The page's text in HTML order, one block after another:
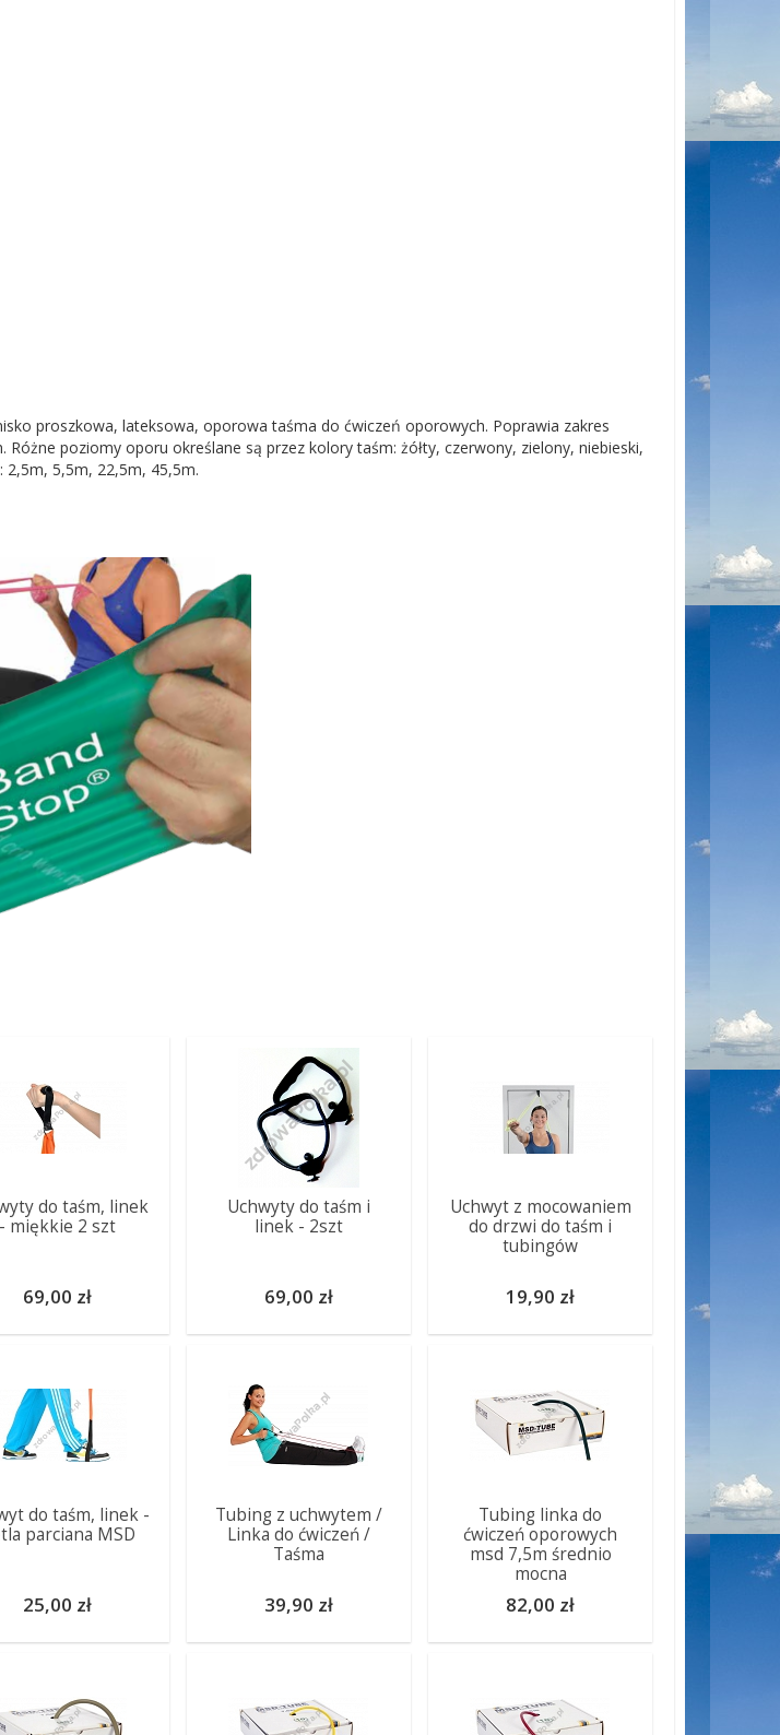
proszkowa, lateksowa, oporowa taśma do ćwiczeń oporowych. Poprawia zakres
Różne poziomy oporu określane są przez kolory taśm: żółty, czerwony, zielony, niebieski,
2,5m, 5,5m, 22,5m, 45,5m.
do taśm, linek
- miękkie 2 szt
69,00 zł
Uchwyty do taśm i
linek - 2szt
69,00 zł
Uchwyt z mocowaniem
do drzwi do taśm i
tubingów
19,90 zł
do taśm, linek -
parciana MSD
25,00 zł
Tubing z uchwytem /
Linka do ćwiczeń /
Taśma
39,90 zł
Tubing linka do
ćwiczeń oporowych
msd 7,5m średnio
mocna
82,00 zł